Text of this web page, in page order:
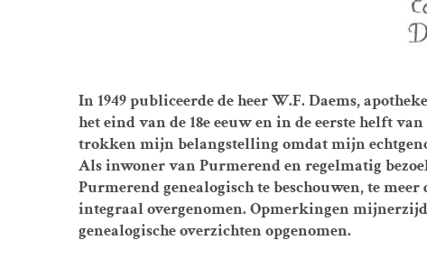
In 1949 publiceerde de heer W.F. Daems,
het eind van de 18e eeuw en in de eerste helft
trokken mijn belangstelling omdat mijn
Als inwoner van Purmerend en regelmatig
Purmerend genealogisch te beschouwen, te
integraal overgenomen. Opmerkingen
genealogische overzichten opgenomen.